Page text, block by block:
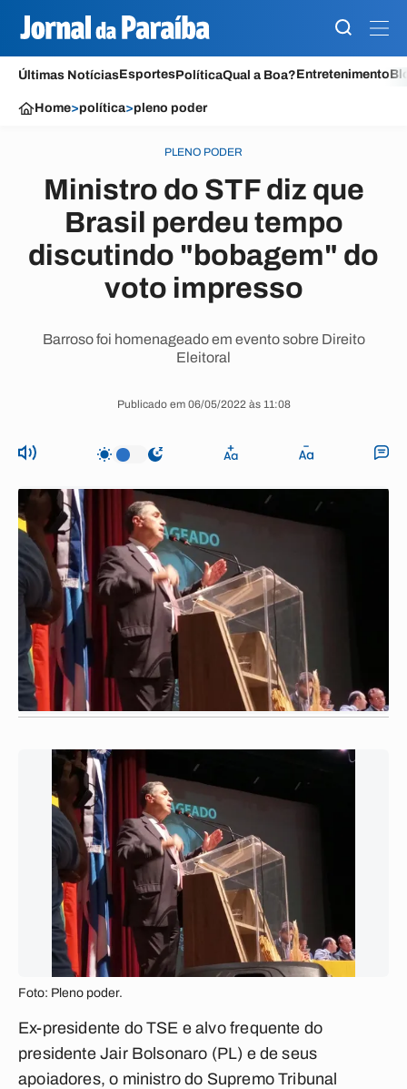
Últimas NotíciasEsportesPolíticaQual a Boa?Entretenimento
Home>política>pleno poder
PLENO PODER
Ministro do STF diz que
Brasil perdeu tempo
discutindo "bobagem" do
voto impresso
Barroso foi homenageado em evento sobre Direito
Eleitoral
Publicado em 06/05/2022 às 11:08
Foto: Pleno poder.
Ex-presidente do TSE e alvo frequente do
presidente Jair Bolsonaro (PL) e de seus
apoiadores, o ministro do Supremo Tribunal